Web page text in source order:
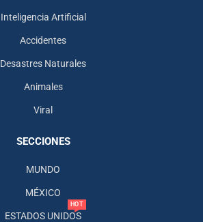
Inteligencia Artificial
Accidentes
Desastres Naturales
Animales
Viral
SECCIONES
MUNDO
MÉXICO
ESTADOS UNIDOS
HOT